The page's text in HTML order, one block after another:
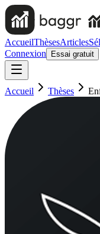
AccueilThèsesArticles
Connexion
Essai gratuit
Accueil Thèses